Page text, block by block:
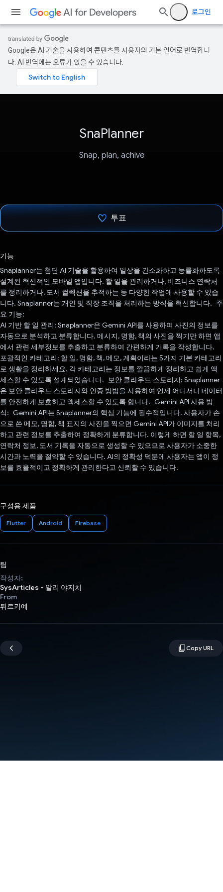
로그인
Google은 AI 기술을 사용하여 콘텐츠를 사용자의 기본 언어로 번역합니
다. AI 번역에는 오류가 있을 수 있습니다.
SnaPlanner
Snap, plan, achive
투표
기능
Snaplanner는 첨단 AI 기술을 활용하여 일상을 간소화하고 능률화하도록
설계된 혁신적인 모바일 앱입니다. 할 일을 관리하거나, 비즈니스 연락처
를 정리하거나, 도서 컬렉션을 추적하는 등 다양한 작업에 사용할 수 있습
니다. Snaplanner는 개인 및 직장 조직을 처리하는 방식을 혁신합니다. 주
요 기능:
AI 기반 할 일 관리: Snaplanner은 Gemini API를 사용하여 사진의 정보를
자동으로 분석하고 분류합니다. 메시지, 명함, 책의 사진을 찍기만 하면 앱
에서 관련 세부정보를 추출하고 분류하여 간편하게 기록을 작성합니다.
포괄적인 카테고리: 할 일, 명함, 책, 메모, 계획이라는 5가지 기본 카테고리
로 생활을 정리하세요. 각 카테고리는 정보를 깔끔하게 정리하고 쉽게 액
세스할 수 있도록 설계되었습니다. 보안 클라우드 스토리지: Snaplanner
은 보안 클라우드 스토리지와 인증 방법을 사용하여 언제 어디서나 데이터
를 안전하게 보호하고 액세스할 수 있도록 합니다. Gemini API 사용 방
식: Gemini API는 Snaplanner의 핵심 기능에 필수적입니다. 사용자가 손
으로 쓴 메모, 명함, 책 표지의 사진을 찍으면 Gemini API가 이미지를 처리
하고 관련 정보를 추출하여 정확하게 분류합니다. 이렇게 하면 할 일 항목,
연락처 정보, 도서 기록을 자동으로 생성할 수 있으므로 사용자가 소중한
시간과 노력을 절약할 수 있습니다. AI의 정확성 덕분에 사용자는 앱이 정
보를 효율적이고 정확하게 관리한다고 신뢰할 수 있습니다.
구성용 제품
Flutter Android Firebase
팀
작성자:
SysArticles - 알리 야지치
From
튀르키예